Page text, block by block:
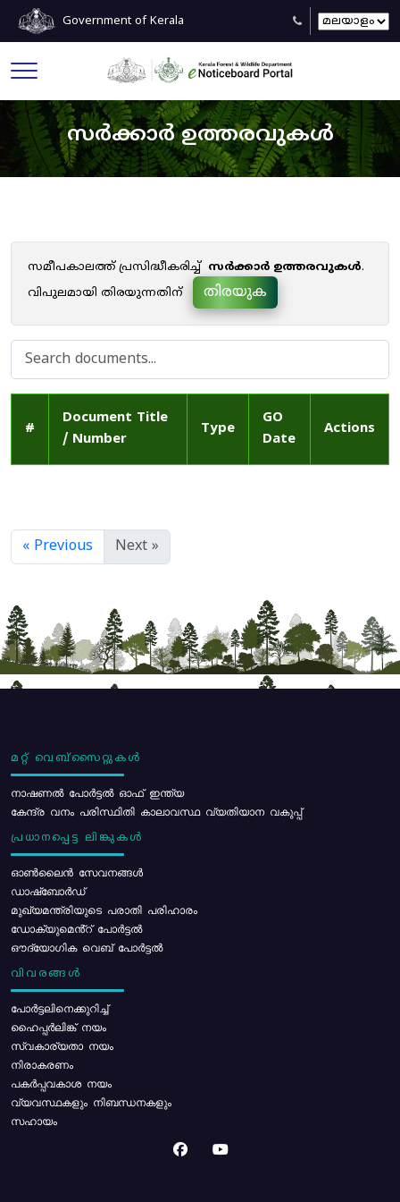
Government of Kerala
സർക്കാർ ഉത്തരവുകൾ
സമീപകാലത്ത് പ്രസിദ്ധീകരിച്ച് സർക്കാർ ഉത്തരവുകൾ.
വിപുലമായി തിരയുന്നതിന്
തിരയുക
#
Document Title
/ Number
Type
GO
Date
Actions
« Previous Next »
മറ്റ് വെബ്സൈറ്റുകൾ
നാഷണൽ പോർട്ടൽ ഓഫ് ഇന്ത്യ
കേന്ദ്ര വനം പരിസ്ഥിതി കാലാവസ്ഥ വ്യതിയാന വകുപ്പ്
പ്രധാനപ്പെട്ട ലിങ്കുകൾ
ഓൺലൈൻ സേവനങ്ങൾ
ഡാഷ്ബോർഡ്
മുഖ്യമന്ത്രിയുടെ പരാതി പരിഹാരം
ഡോക്യുമെൻ്റ് പോർട്ടൽ
ഔദ്യോഗിക വെബ് പോർട്ടൽ
വിവരങ്ങൾ
പോര്‍ട്ടലിനെക്കുറിച്ച്
ഹൈപ്പർലിങ്ക് നയം
സ്വകാര്യതാ നയം
നിരാകരണം
പകർപ്പവകാശ നയം
വ്യവസ്ഥകളും നിബന്ധനകളും
സഹായം